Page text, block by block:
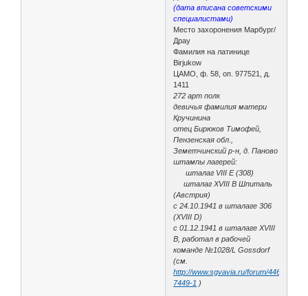
(дата вписана советскими
специалистами)
Место захоронения Марбург/
Драу
Фамилия на латинице
Birjukow
ЦАМО, ф. 58, оп. 977521, д.
1411
272 арт полк
девичья фамилия матери
Кручинина
отец Бирюков Тимофей,
Пензенская обл.,
Земетчинский р-н, д. Паново
штампы лагерей:
шталаг VIII E (308)
шталаг XVIII B Шпиталь
(Австрия)
с 24.10.1941 в шталаге 306
(XVIII D)
с 01.12.1941 в шталаге XVIII
B, работал в рабочей
команде №1028/L Gossdorf
(см.
http://www.sgvavia.ru/forum/446-
7449-1 )